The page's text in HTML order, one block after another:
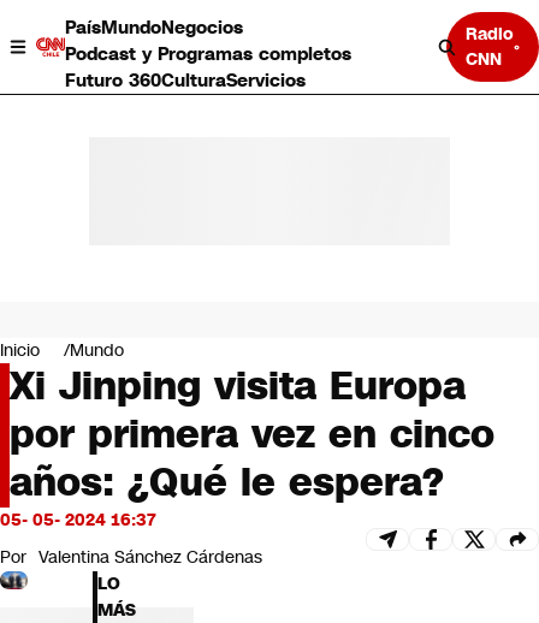
PaísMundoNegocios
Podcast y Programas completos
Futuro 360CulturaServicios
Radio
CNN
Negocios
Deportes
Programas completos
Cultura
Servicios
Bits
CNN tiempo
Futuro 360
Opinión
Inicio Mundo
Xi Jinping visita Europa
por primera vez en cinco
años: ¿Qué le espera?
05- 05- 2024 16:37
Por Valentina Sánchez Cárdenas
LO
MÁS